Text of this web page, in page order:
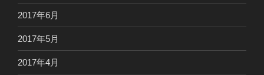
2017年6月
2017年5月
2017年4月